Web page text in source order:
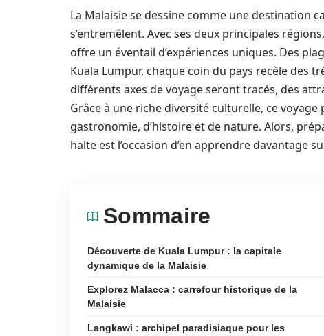
La Malaisie se dessine comme une destination
s’entremêlent. Avec ses deux principales
offre un éventail d’expériences uniques. Des
Kuala Lumpur, chaque coin du pays recèle des
différents axes de voyage seront tracés, des
Grâce à une riche diversité culturelle, ce
gastronomie, d’histoire et de nature. Alors,
halte est l’occasion d’en apprendre davantage
Sommaire
Découverte de Kuala Lumpur : la capitale
dynamique de la Malaisie
Explorez Malacca : carrefour historique de la
Malaisie
Langkawi : archipel paradisiaque pour les